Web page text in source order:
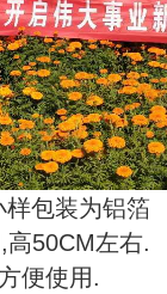
样包装为铝箔
50CM左右.
便使用.